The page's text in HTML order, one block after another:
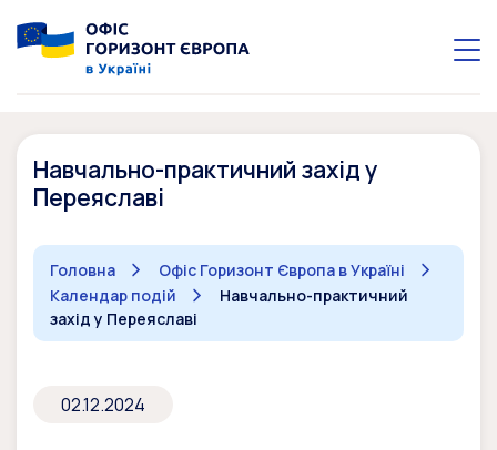
Навчально-практичний захід у
Переяславі
Головна
Офіс Горизонт Європа в Україні
Календар подій
Навчально-практичний
захід у Переяславі
02.12.2024